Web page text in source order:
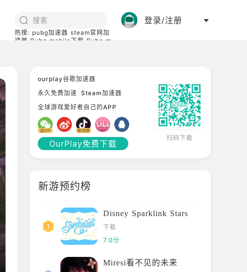
热搜: pubg加速器 steam官网加
速器 Pubg mobile下载 Pubg m
登录/注册
ourplay谷歌加速器
永久免费加速 Steam加速器
全球游戏爱好者自己的APP
OurPlay免费下载
扫码下载
新游预约榜
Disney Sparklink Stars
下载
7.0分
Miresi看不见的未来